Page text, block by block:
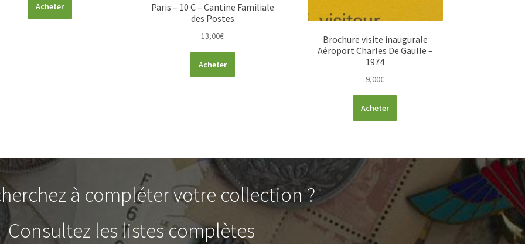
Acheter
Paris – 10 C – Cantine Familiale
des Postes
13,00€
Acheter
Brochure visite inaugurale
Aéroport Charles De Gaulle –
1974
9,00€
Acheter
à compléter votre collection ?
Consultez les listes complètes